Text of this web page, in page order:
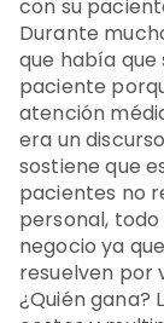
con su
Durante
que había
paciente
atención
era un
sostiene que
pacientes no
personal,
negocio ya
resuelven por
¿Quién gana?